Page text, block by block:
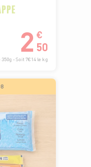
2 €
50
- Soit 7€14 le kg